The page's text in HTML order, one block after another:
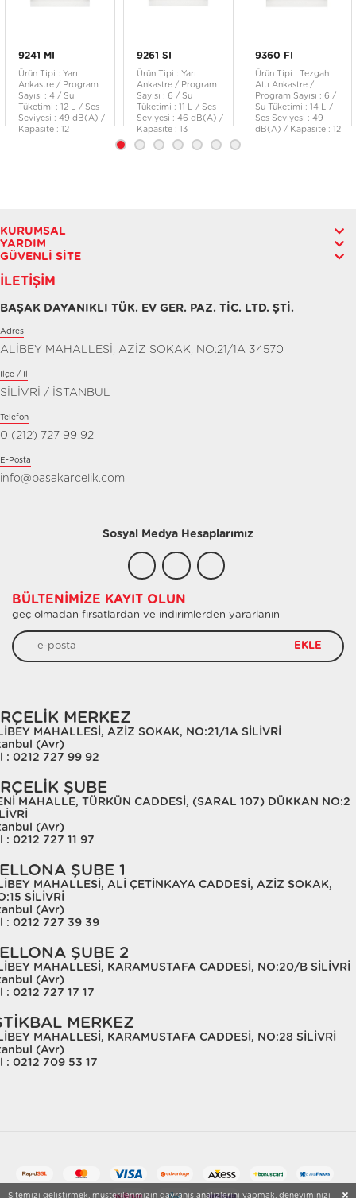
9241 MI
Ürün Tipi : Yarı
Ankastre / Program
Sayısı : 4 / Su
Tüketimi : 12 L / Ses
Seviyesi : 49 dB(A) /
Kapasite : 12
9261 SI
Ürün Tipi : Yarı
Ankastre / Program
Sayısı : 6 / Su
Tüketimi : 11 L / Ses
Seviyesi : 46 dB(A) /
Kapasite : 13
9360 FI
Ürün Tipi : Tezgah
Altı Ankastre /
Program Sayısı : 6 /
Su Tüketimi : 14 L /
Ses Seviyesi : 49
dB(A) / Kapasite : 12
KURUMSAL
YARDIM
GÜVENLI SITE
İLETIŞIM
BAŞAK DAYANIKLI TÜK. EV GER. PAZ. TİC. LTD. ŞTİ.
Adres
ALİBEY MAHALLESİ, AZİZ SOKAK, NO:21/1A 34570
İlçe / İl
SİLİVRİ / İSTANBUL
Telefon
0 (212) 727 99 92
E-Posta
info@basakarcelik.com
Sosyal Medya Hesaplarımız
BÜLTENIMIZE KAYIT OLUN
geç olmadan fırsatlardan ve indirimlerden yararlanın
EKLE
MERKEZ
MAHALLESİ, AZİZ SOKAK, NO:21/1A SİLİVRİ
(Avr)
: 0212 727 99 92
ŞUBE
MAHALLE, TÜRKÜN CADDESİ, (SARAL 107) DÜKKAN NO:2
(Avr)
: 0212 727 11 97
ŞUBE 1
MAHALLESİ, ALİ ÇETİNKAYA CADDESİ, AZİZ SOKAK,
SİLİVRİ
(Avr)
: 0212 727 39 39
ŞUBE 2
MAHALLESİ, KARAMUSTAFA CADDESİ, NO:20/B SİLİVRİ
(Avr)
: 0212 727 17 17
MERKEZ
MAHALLESİ, KARAMUSTAFA CADDESİ, NO:28 SİLİVRİ
(Avr)
: 0212 709 53 17
Sitemizi geliştirmek, müşterilerimizin davranış analizlerini yapmak, deneyiminizi